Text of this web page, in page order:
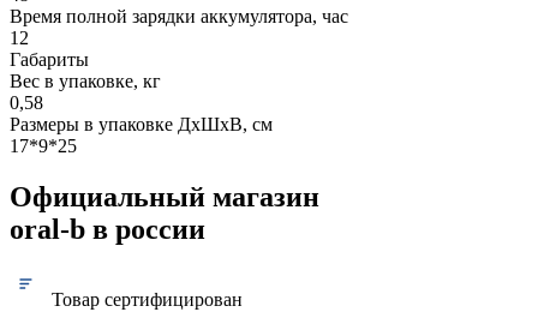
Время полной зарядки аккумулятора, час
12
Габариты
Вес в упаковке, кг
0,58
Размеры в упаковке ДxШxВ, см
17*9*25
Официальный магазин
oral-b в россии
Товар сертифицирован